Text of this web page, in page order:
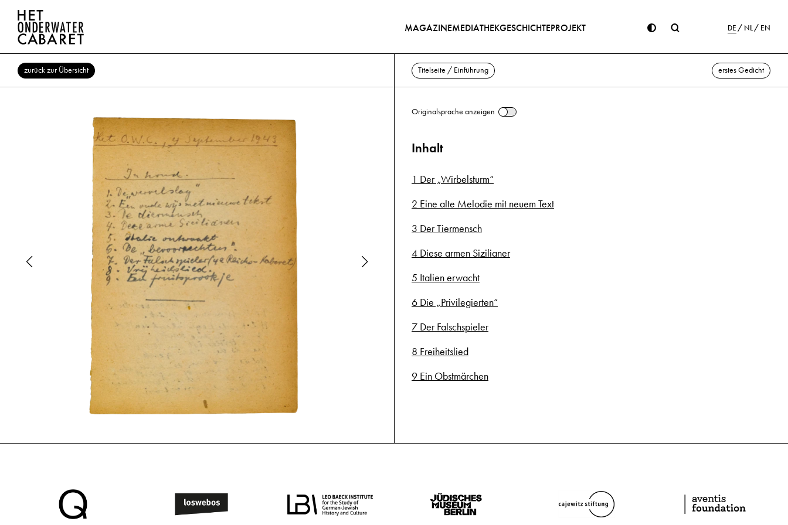
MAGAZINEMEDIATHEKGESCHICHTEPROJEKT DE NL EN
zurück zur Übersicht Titelseite / Einführung erstes Gedicht
Originalsprache anzeigen
Inhalt
1 Der „Wirbelsturm“
2 Eine alte Melodie mit neuem Text
3 Der Tiermensch
4 Diese armen Sizilianer
5 Italien erwacht
6 Die „Privilegierten“
7 Der Falschspieler
8 Freiheitslied
9 Ein Obstmärchen